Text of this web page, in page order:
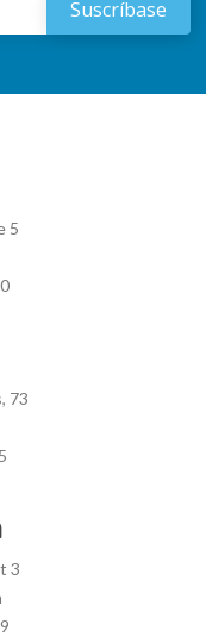
5
73
3